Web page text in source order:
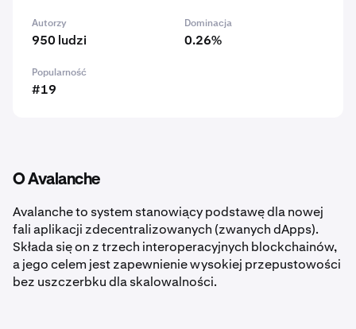
Autorzy
950 ludzi
Dominacja
0.26%
Popularność
#19
O Avalanche
Avalanche to system stanowiący podstawę dla nowej
fali aplikacji zdecentralizowanych (zwanych dApps).
Składa się on z trzech interoperacyjnych blockchainów,
a jego celem jest zapewnienie wysokiej przepustowości
bez uszczerbku dla skalowalności.